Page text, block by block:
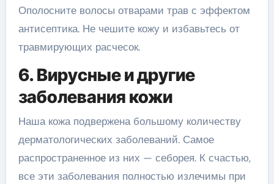
Ополосните волосы отварами трав с эффектом
антисептика. Не чешите кожу и избавьтесь от
травмирующих расчесок.
6. Вирусные и другие
заболевания кожи
Наша кожа подвержена большому количеству
дерматологических заболеваний. Самое
распространенное из них — себорея. К счастью,
все эти заболевания полностью излечимы при